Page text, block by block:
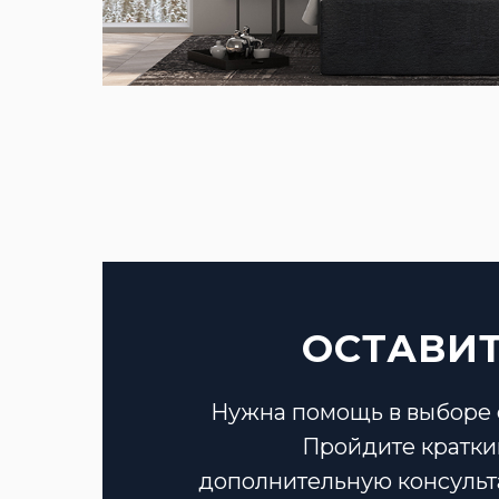
Нужна помощь в выборе
Пройдите
дополнительную